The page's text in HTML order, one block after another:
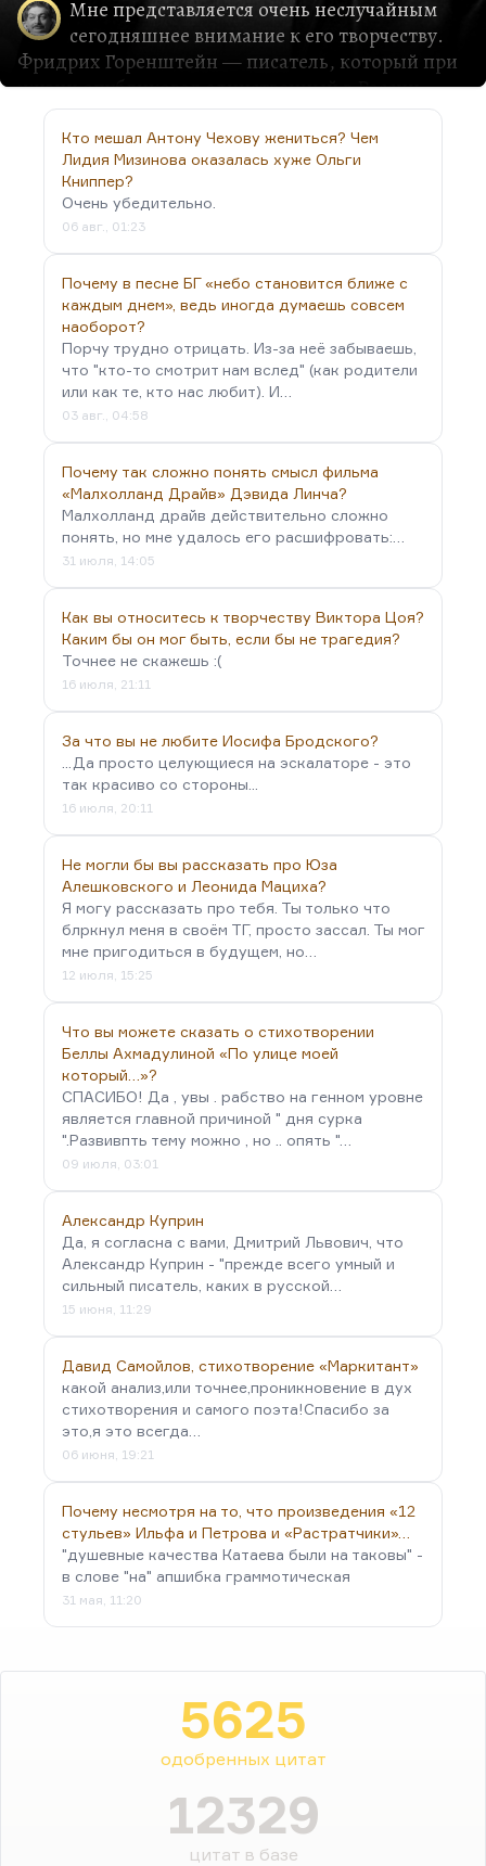
Мне представляется очень неслучайным
сегодняшнее внимание к его творчеству.
Фридрих Горенштейн — писатель, который при
жизни опубликовал единственный в России
рассказ «Дом с башенкой», который в «Юности»
вызвал ажиотаж настоящий. Потом он больше
ничего не мог напечатать. Бортанули его повесть
«Зима 53-го года», которая была в шаге от
публикации. Но в результате он реализовался
как сценарист. Он был сценаристом
Тарковского, написал «Солярис». Он написал
«Раба любви» для Михалкова. Он работал для
Али Хамраева. В конце концов, он написал
замечательный сценарий «Ариэль» (не
поставленный). «Седьмая пуля» — это тоже он. В
общем, Горенштейн довольно много написал,
он жил на сценарии. Он был…
Кто мешал Антону Чехову жениться? Чем
Лидия Мизинова оказалась хуже Ольги
Книппер?
Очень убедительно.
06 авг., 01:23
Почему в песне БГ «небо становится ближе с
каждым днем», ведь иногда думаешь совсем
наоборот?
Порчу трудно отрицать. Из-за неё забываешь,
что "кто-то смотрит нам вслед" (как родители
или как те, кто нас любит). И…
03 авг., 04:58
Почему так сложно понять смысл фильма
«Малхолланд Драйв» Дэвида Линча?
Малхолланд драйв действительно сложно
понять, но мне удалось его расшифровать:…
31 июля, 14:05
Как вы относитесь к творчеству Виктора Цоя?
Каким бы он мог быть, если бы не трагедия?
Точнее не скажешь :(
16 июля, 21:11
За что вы не любите Иосифа Бродского?
...Да просто целующиеся на эскалаторе - это
так красиво со стороны...
16 июля, 20:11
Не могли бы вы рассказать про Юза
Алешковского и Леонида Мациха?
Я могу рассказать про тебя. Ты только что
блркнул меня в своём ТГ, просто зассал. Ты мог
мне пригодиться в будущем, но…
12 июля, 15:25
Что вы можете сказать о стихотворении
Беллы Ахмадулиной «По улице моей
который…»?
СПАСИБО! Да , увы . рабство на генном уровне
является главной причиной " дня сурка
".Развивпть тему можно , но .. опять "…
09 июля, 03:01
Александр Куприн
Да, я согласна с вами, Дмитрий Львович, что
Александр Куприн - "прежде всего умный и
сильный писатель, каких в русской…
15 июня, 11:29
Давид Самойлов, стихотворение «Маркитант»
какой анализ,или точнее,проникновение в дух
стихотворения и самого поэта!Спасибо за
это,я это всегда…
06 июня, 19:21
Почему несмотря на то, что произведения «12
стульев» Ильфа и Петрова и «Растратчики»…
"душевные качества Катаева были на таковы" -
в слове "на" апшибка граммотическая
31 мая, 11:20
5625
одобренных цитат
12329
цитат в базе